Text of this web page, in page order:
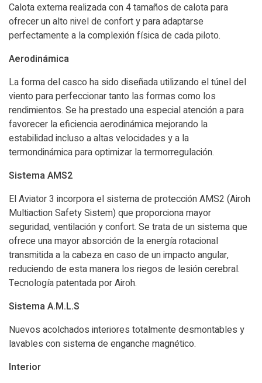
Calota externa realizada con 4 tamaños de calota para
ofrecer un alto nivel de confort y para adaptarse
perfectamente a la complexión física de cada piloto.
Aerodinámica
La forma del casco ha sido diseñada utilizando el túnel del
viento para perfeccionar tanto las formas como los
rendimientos. Se ha prestado una especial atención a para
favorecer la eficiencia aerodinámica mejorando la
estabilidad incluso a altas velocidades y a la
termondinámica para optimizar la termorregulación.
Sistema AMS2
El Aviator 3 incorpora el sistema de protección AMS2 (Airoh
Multiaction Safety Sistem) que proporciona mayor
seguridad, ventilación y confort. Se trata de un sistema que
ofrece una mayor absorción de la energía rotacional
transmitida a la cabeza en caso de un impacto angular,
reduciendo de esta manera los riegos de lesión cerebral.
Tecnología patentada por Airoh.
Sistema A.M.L.S
Nuevos acolchados interiores totalmente desmontables y
lavables con sistema de enganche magnético.
Interior